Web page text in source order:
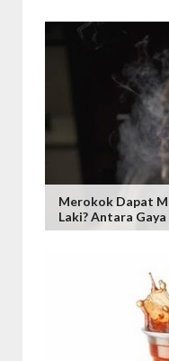
Merokok Dapat
Laki? Antara